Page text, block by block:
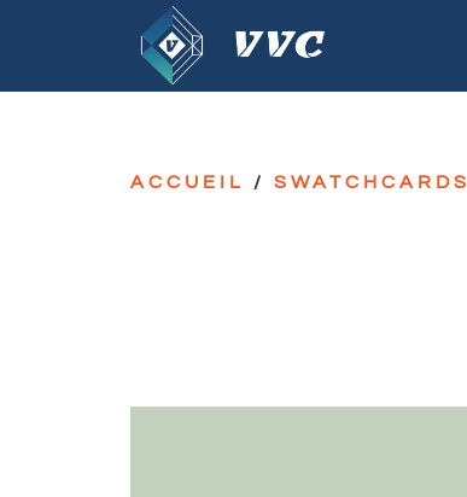
ACCUEIL / SWATCHCARDS